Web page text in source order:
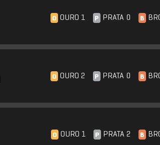
O OURO 1 P PRATA 0 B
O OURO 2 P PRATA 0 B
O OURO 1 P PRATA 2 B